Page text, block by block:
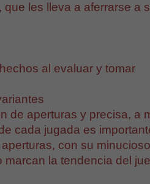
les lleva a aferrarse a
al evaluar y tomar
de aperturas y precisa, a
cada jugada es
con su
la tendencia del